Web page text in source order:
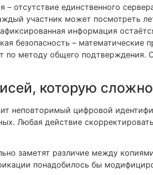
– отсутствие единственного
участник может посмотреть
информация
безопасность –
по методу общего
которую
неповторимый цифровой
Любая действие
заметят различие между
понадобилось бы